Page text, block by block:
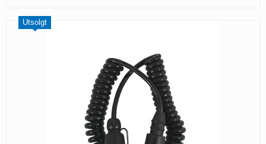
Utsolgt